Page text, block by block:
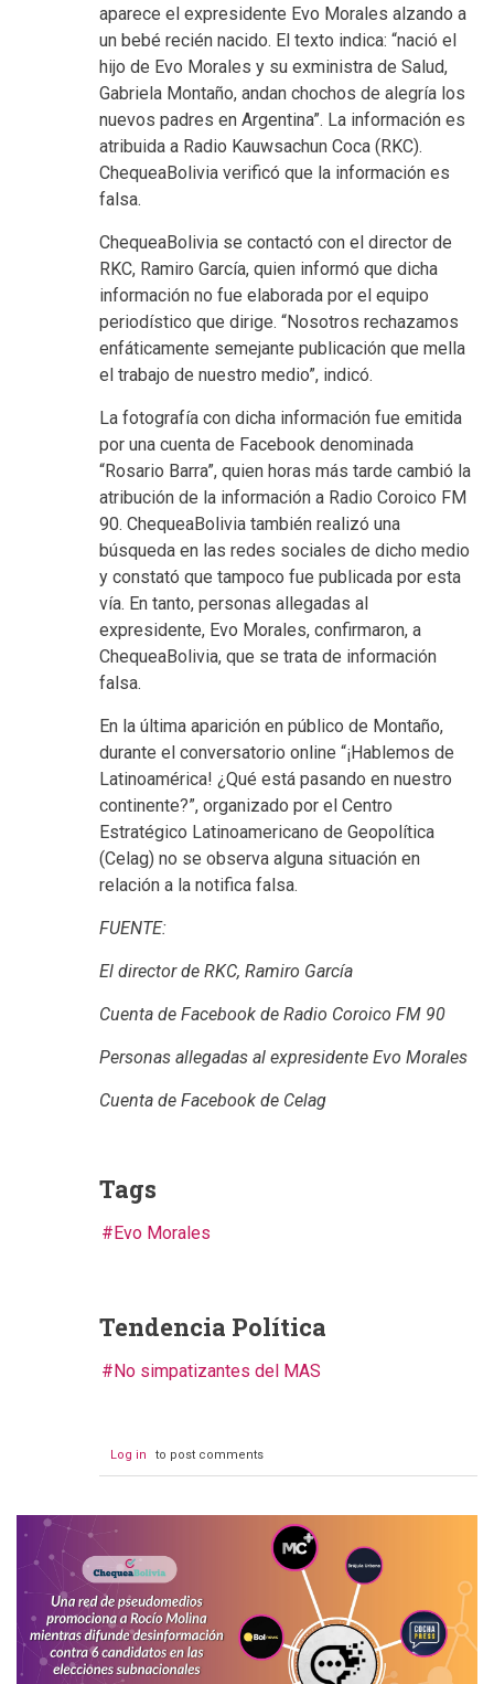
aparece el expresidente Evo Morales alzando a
un bebé recién nacido. El texto indica: “nació el
hijo de Evo Morales y su exministra de Salud,
Gabriela Montaño, andan chochos de alegría los
nuevos padres en Argentina”. La información es
atribuida a Radio Kauwsachun Coca (RKC).
ChequeaBolivia verificó que la información es
falsa.
ChequeaBolivia se contactó con el director de
RKC, Ramiro García, quien informó que dicha
información no fue elaborada por el equipo
periodístico que dirige. “Nosotros rechazamos
enfáticamente semejante publicación que mella
el trabajo de nuestro medio”, indicó.
La fotografía con dicha información fue emitida
por una cuenta de Facebook denominada
“Rosario Barra”, quien horas más tarde cambió la
atribución de la información a Radio Coroico FM
90. ChequeaBolivia también realizó una
búsqueda en las redes sociales de dicho medio
y constató que tampoco fue publicada por esta
vía. En tanto, personas allegadas al
expresidente, Evo Morales, confirmaron, a
ChequeaBolivia, que se trata de información
falsa.
En la última aparición en público de Montaño,
durante el conversatorio online “¡Hablemos de
Latinoamérica! ¿Qué está pasando en nuestro
continente?”, organizado por el Centro
Estratégico Latinoamericano de Geopolítica
(Celag) no se observa alguna situación en
relación a la notifica falsa.
FUENTE:
El director de RKC, Ramiro García
Cuenta de Facebook de Radio Coroico FM 90
Personas allegadas al expresidente Evo Morales
Cuenta de Facebook de Celag
Tags
Evo Morales
Tendencia Política
No simpatizantes del MAS
Log in to post comments